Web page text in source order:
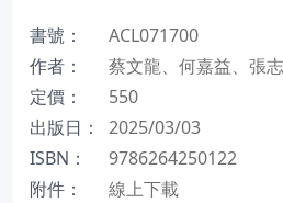
書號：
ACL071700
作者：
蔡文龍、何嘉益、張
定價：
550
出版日：
2025/03/03
ISBN：
9786264250122
附件：
線上下載